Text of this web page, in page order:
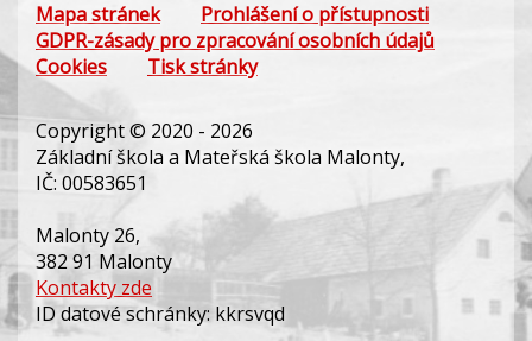
Mapa stránek
Prohlášení o přístupnosti
GDPR-zásady pro zpracování osobních údajů
Cookies
Tisk stránky
Copyright © 2020 - 2026
Základní škola a Mateřská škola Malonty,
IČ: 00583651
Malonty 26,
382 91 Malonty
Kontakty zde
ID datové schránky: kkrsvqd